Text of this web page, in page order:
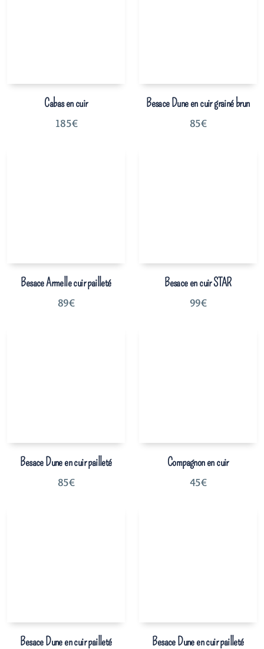
Cabas en cuir
185€
Besace Dune en cuir grainé brun
85€
Besace Armelle cuir pailleté
89€
Besace en cuir STAR
99€
Besace Dune en cuir pailleté
85€
Compagnon en cuir
45€
Besace Dune en cuir pailleté Besace Dune en cuir pailleté